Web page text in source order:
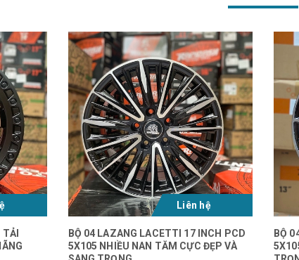
Liên hệ
BỘ 04 LAZANG LACETTI 17 INCH PCD
5X105 NHIỀU NAN TĂM CỰC ĐẸP VÀ
BỘ